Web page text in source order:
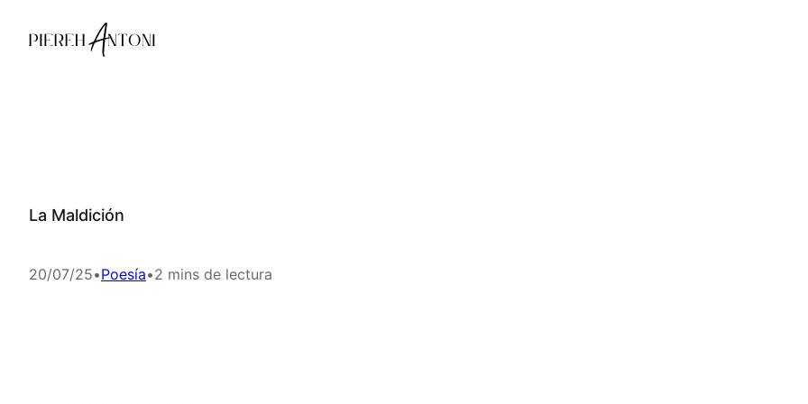
La Maldición
20/07/25•Poesía•2 mins de lectura